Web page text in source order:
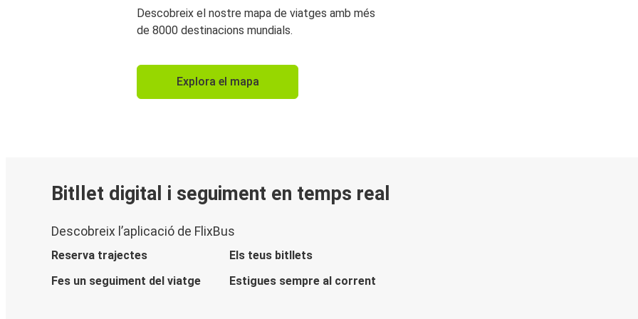
Descobreix el nostre mapa de viatges amb més
de 8000 destinacions mundials.
Explora el mapa
Bitllet digital i seguiment en temps real
Descobreix l’aplicació de FlixBus
Reserva trajectes
Els teus bitllets
Fes un seguiment del viatge
Estigues sempre al corrent